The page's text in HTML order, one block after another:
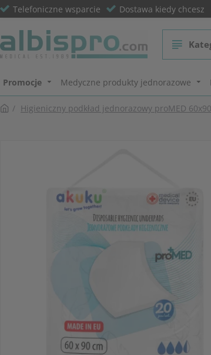
Telefoniczne wsparcie Dostawa kiedy chcesz
Promocje Medyczne produkty jednorazowe
Higieniczny podkład jednorazowy proMED